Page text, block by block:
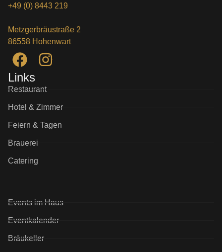
+49 (0) 8443 219
Metzgerbräustraße 2
86558 Hohenwart
Links
Restaurant
Hotel & Zimmer
Feiern & Tagen
Brauerei
Catering
Events im Haus
Eventkalender
Bräukeller